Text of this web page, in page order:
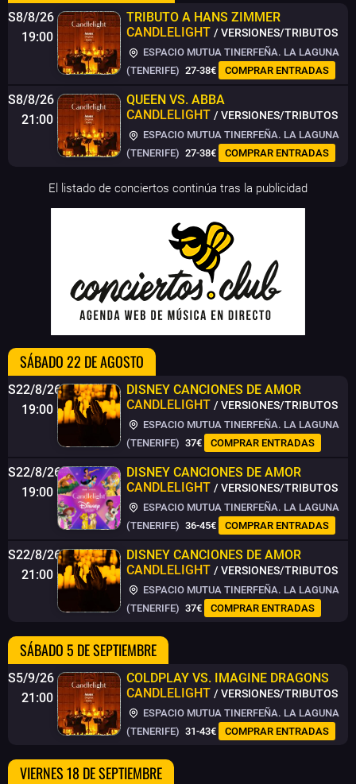
S8/8/26
19:00
TRIBUTO A HANS ZIMMER
CANDLELIGHT / VERSIONES/TRIBUTOS
ESPACIO MUTUA TINERFEÑA. LA LAGUNA
(TENERIFE) 27-38€ COMPRAR ENTRADAS
S8/8/26
21:00
QUEEN VS. ABBA
CANDLELIGHT / VERSIONES/TRIBUTOS
ESPACIO MUTUA TINERFEÑA. LA LAGUNA
(TENERIFE) 27-38€ COMPRAR ENTRADAS
El listado de conciertos continúa tras la publicidad
SÁBADO 22 DE AGOSTO
S22/8/26
19:00
DISNEY CANCIONES DE AMOR
CANDLELIGHT / VERSIONES/TRIBUTOS
ESPACIO MUTUA TINERFEÑA. LA LAGUNA
(TENERIFE) 37€ COMPRAR ENTRADAS
S22/8/26
19:00
DISNEY CANCIONES DE AMOR
CANDLELIGHT / VERSIONES/TRIBUTOS
ESPACIO MUTUA TINERFEÑA. LA LAGUNA
(TENERIFE) 36-45€ COMPRAR ENTRADAS
S22/8/26
21:00
DISNEY CANCIONES DE AMOR
CANDLELIGHT / VERSIONES/TRIBUTOS
ESPACIO MUTUA TINERFEÑA. LA LAGUNA
(TENERIFE) 37€ COMPRAR ENTRADAS
SÁBADO 5 DE SEPTIEMBRE
S5/9/26
21:00
COLDPLAY VS. IMAGINE DRAGONS
CANDLELIGHT / VERSIONES/TRIBUTOS
ESPACIO MUTUA TINERFEÑA. LA LAGUNA
(TENERIFE) 31-43€ COMPRAR ENTRADAS
VIERNES 18 DE SEPTIEMBRE